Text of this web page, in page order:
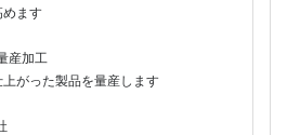
めます
産加工
上がった製品を量産します